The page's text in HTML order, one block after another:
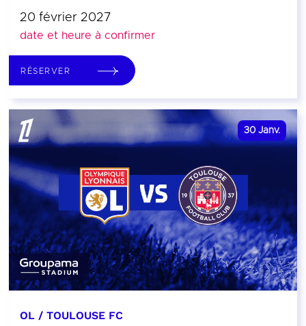
20 février 2027
date et heure à confirmer
RÉSERVER
30 Janv.
OL / TOULOUSE FC